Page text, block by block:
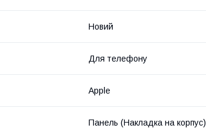
Новий
Для телефону
Apple
Панель (Накладка на корпус)